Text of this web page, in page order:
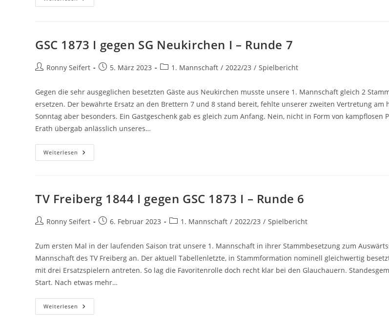
Reichenbach
I
–
Runde
GSC 1873 I gegen SG Neukirchen I – Runde 7
Beitrags-
Ronny Seifert
Beitrag5. März 2023
Beitrags-
1. Mannschaft / 2022/23 / Spielbericht
Gegen die sehr ausgeglichen besetzten Gäste aus Neukirchen musste unsere 1. Mannschaft gleich 2
ersetzen. Der bewährte Ersatz an den Brettern 7 und 8 stand bereit, fehlte unserer zweiten Vertretung am
Sonntag aber besonders. Ein Gastgeschenk gab es gleich zum Anfang. Nein, nicht in Form von kampflosen
Erath übergab anlässlich unseres…
Weiterlesen GSC
1873
I
–
Runde
TV Freiberg 1844 I gegen GSC 1873 I – Runde 6
Beitrags-
Ronny Seifert
Beitrag6. Februar 2023
Beitrags-
1. Mannschaft / 2022/23 / Spielbericht
Zum ersten Mal in der laufenden Saison trat unsere 1. Mannschaft in ihrer Stammbesetzung zum
Mannschaft des TV Freiberg an. Der aktuell Tabellenletzte, in Stammformation nominell gleichwertig
mit drei Ersatzspielern antreten. So lag die Favoritenrolle doch recht klar bei den Glauchauern.
Start. Nach etwas mehr…
Weiterlesen TV
Freiberg